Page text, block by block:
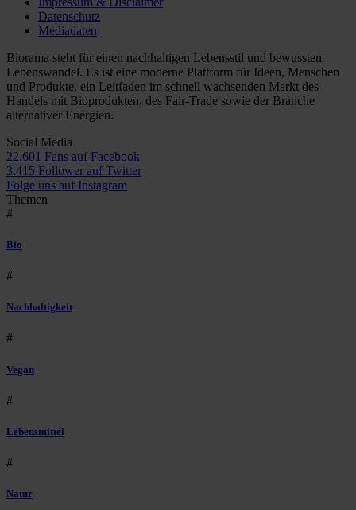
Datenschutz
Mediadaten
Biorama steht für einen nachhaltigen Lebensstil und bewussten
Lebenswandel. Es ist eine moderne Plattform für Ideen, Menschen
und Produkte, ein Leitfaden im schnell wachsenden Markt des
Handels mit Bioprodukten, des Fair-Trade sowie der Branche
alternativer Energien.
Social Media
22.601 Fans auf Facebook
3.415 Follower auf Twitter
Folge uns auf Instagram
Themen
#
Bio
#
Nachhaltigkeit
#
Vegan
#
Lebensmittel
#
Natur